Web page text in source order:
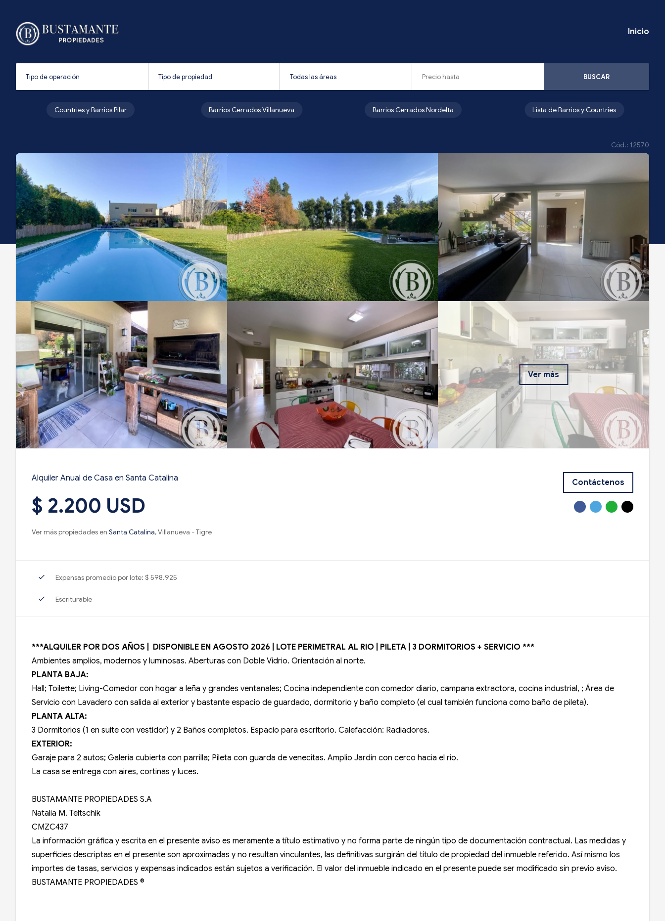
Inicio
BUSCAR
Countries y Barrios Pilar Barrios Cerrados Villanueva Barrios Cerrados Nordelta Lista de Barrios y Countries
Cód.: 12570
Ver más
Alquiler Anual de Casa en Santa Catalina
$ 2.200 USD
Ver más propiedades en Santa Catalina, Villanueva - Tigre
Contáctenos
check Expensas promedio por lote: $ 598.925
check Escriturable
***ALQUILER POR DOS AÑOS DISPONIBLE EN AGOSTO 2026 | LOTE PERIMETRAL AL RIO | PILETA | 3 DORMITORIOS + SERVICIO ***
Ambientes amplios, modernos y luminosas. Aberturas con Doble Vidrio. Orientación al norte.
PLANTA BAJA:
Hall; Toilette; Living-Comedor con hogar a leña y grandes ventanales; Cocina independiente con comedor diario, campana extractora, cocina industrial, ; Área de
Servicio con Lavadero con salida al exterior y bastante espacio de guardado, dormitorio y baño completo (el cual también funciona como baño de pileta).
PLANTA ALTA:
3 Dormitorios (1 en suite con vestidor) y 2 Baños completos. Espacio para escritorio. Calefacción: Radiadores.
EXTERIOR:
Garaje para 2 autos; Galería cubierta con parrilla; Pileta con guarda de venecitas. Amplio Jardín con cerco hacia el rio.
La casa se entrega con aires, cortinas y luces.
BUSTAMANTE PROPIEDADES S.A
Natalia M. Teltschik
CMZC437
La información gráfica y escrita en el presente aviso es meramente a título estimativo y no forma parte de ningún tipo de documentación contractual. Las medidas y
superficies descriptas en el presente son aproximadas y no resultan vinculantes, las definitivas surgirán del título de propiedad del inmueble referido. Así mismo los
importes de tasas, servicios y expensas indicados están sujetos a verificación. El valor del inmueble indicado en el presente puede ser modificado sin previo aviso.
BUSTAMANTE PROPIEDADES ®️